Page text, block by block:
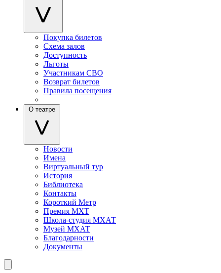
Покупка билетов
Схема залов
Доступность
Льготы
Участникам СВО
Возврат билетов
Правила посещения
О театре
Новости
Имена
Виртуальный тур
История
Библиотека
Контакты
Короткий Метр
Премия МХТ
Школа-студия МХАТ
Музей МХАТ
Благодарности
Документы